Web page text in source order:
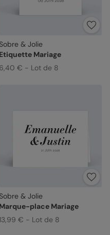
& Jolie
Etiquette Mariage
6,40 € - Lot de 8
& Jolie
Marque-place Mariage
€ - Lot de 8